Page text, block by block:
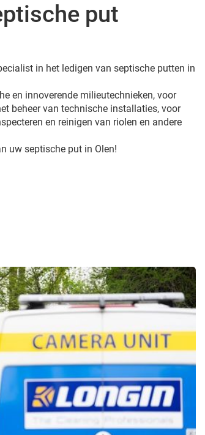
put
in het ledigen van septische putten in
en innoverende milieutechnieken, voor
beheer van technische installaties, voor
en reinigen van riolen en andere
uw septische put in Olen!